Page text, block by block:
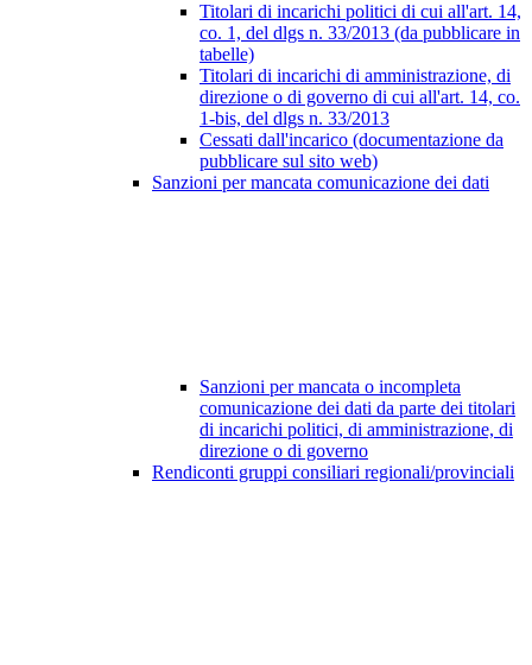
Titolari di incarichi politici di cui all'art. 14,
co. 1, del dlgs n. 33/2013 (da pubblicare in
tabelle)
Titolari di incarichi di amministrazione, di
direzione o di governo di cui all'art. 14, co.
1-bis, del dlgs n. 33/2013
Cessati dall'incarico (documentazione da
pubblicare sul sito web)
Sanzioni per mancata comunicazione dei dati
Sanzioni per mancata o incompleta
comunicazione dei dati da parte dei titolari
di incarichi politici, di amministrazione, di
direzione o di governo
Rendiconti gruppi consiliari regionali/provinciali